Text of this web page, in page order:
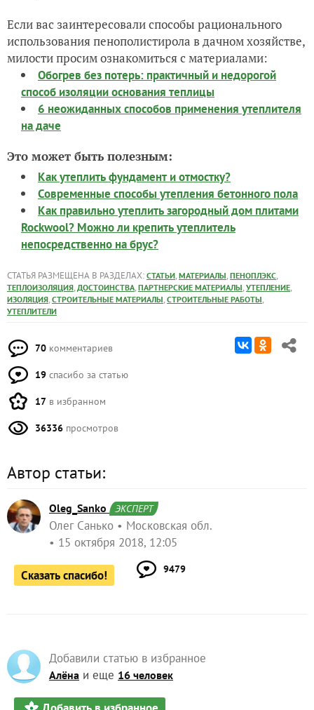
Если вас заинтересовали способы рационального
использования пенополистирола в дачном хозяйстве,
милости просим ознакомиться с материалами:
Обогрев без потерь: практичный и недорогой
способ изоляции основания теплицы
6 неожиданных способов применения утеплителя
на даче
Это может быть полезным:
Как утеплить фундамент и отмостку?
Современные способы утепления бетонного пола
Как правильно утеплить загородный дом плитами
Rockwool? Можно ли крепить утеплитель
непосредственно на брус?
СТАТЬЯ РАЗМЕЩЕНА В РАЗДЕЛАХ: СТАТЬИ, МАТЕРИАЛЫ, ПЕНОПЛЭКС,
ТЕПЛОИЗОЛЯЦИЯ, ДОСТОИНСТВА, ПАРТНЕРСКИЕ МАТЕРИАЛЫ, УТЕПЛЕНИЕ,
ИЗОЛЯЦИЯ, СТРОИТЕЛЬНЫЕ МАТЕРИАЛЫ, СТРОИТЕЛЬНЫЕ РАБОТЫ,
УТЕПЛИТЕЛИ
70 комментариев
19 спасибо за статью
17 в избранном
36336 просмотров
Автор статьи:
Oleg_Sanko ЭКСПЕРТ
Олег Санько
Московская обл.
15 октября 2018, 12:05
Сказать спасибо! 9479
Добавили статью в избранное
Алёна и еще 16 человек